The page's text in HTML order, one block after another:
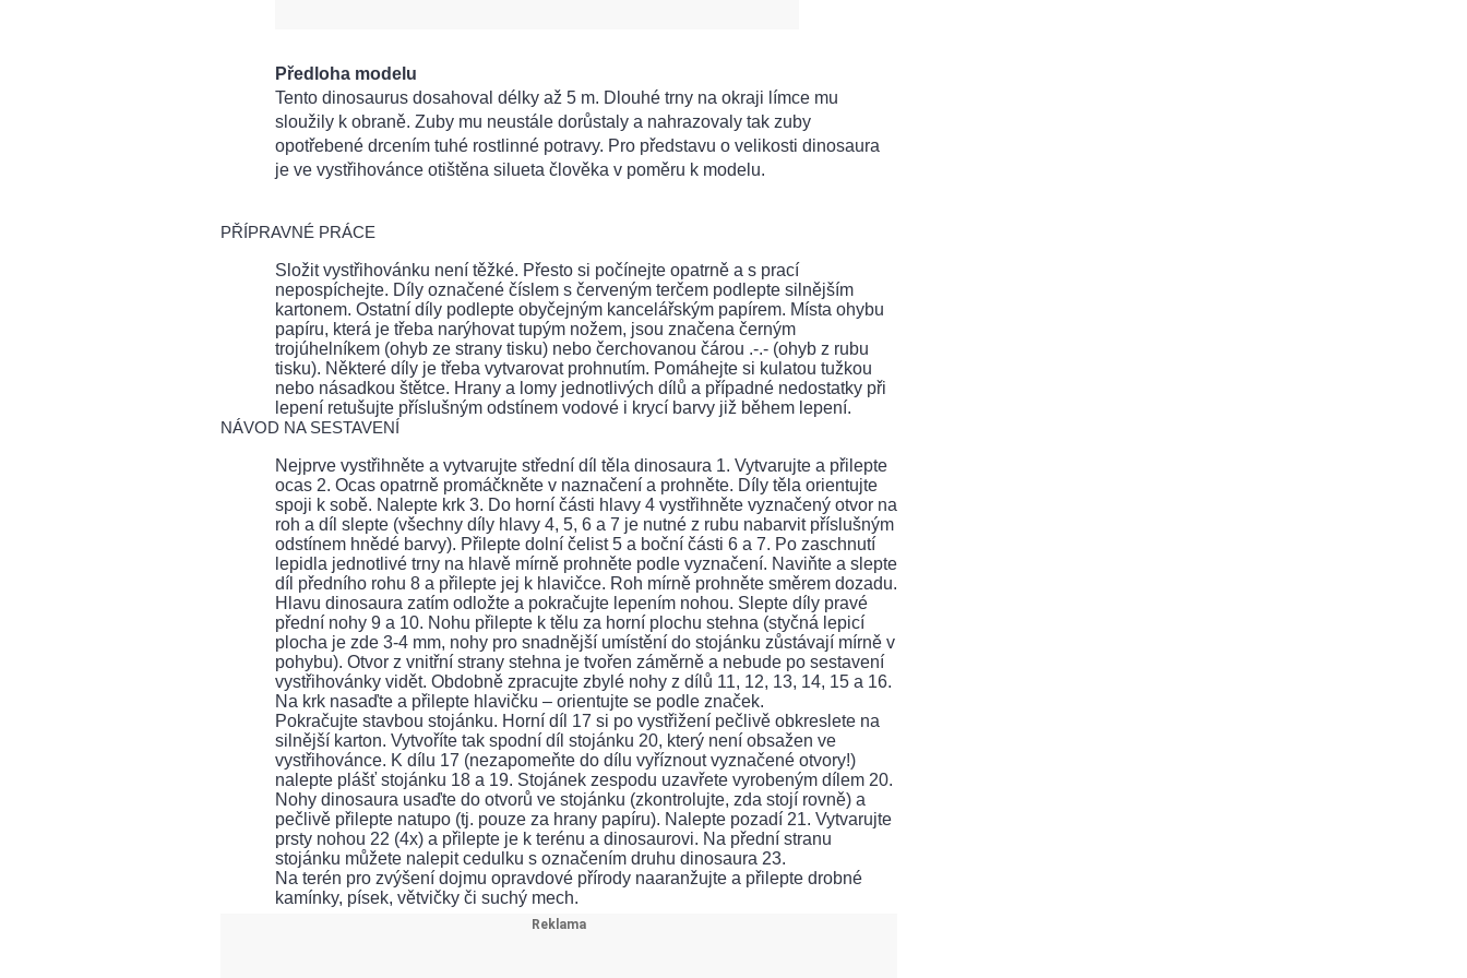
Předloha modelu
Tento dinosaurus dosahoval délky až 5 m. Dlouhé trny na okraji límce mu
sloužily k obraně. Zuby mu neustále dorůstaly a nahrazovaly tak zuby
opotřebené drcením tuhé rostlinné potravy. Pro představu o velikosti dinosaura
je ve vystřihovánce otištěna silueta člověka v poměru k modelu.
PŘÍPRAVNÉ PRÁCE
Složit vystřihovánku není těžké. Přesto si počínejte opatrně a s prací
nepospíchejte. Díly označené číslem s červeným terčem podlepte silnějším
kartonem. Ostatní díly podlepte obyčejným kancelářským papírem. Místa ohybu
papíru, která je třeba narýhovat tupým nožem, jsou značena černým
trojúhelníkem (ohyb ze strany tisku) nebo čerchovanou čárou .-.- (ohyb z rubu
tisku). Některé díly je třeba vytvarovat prohnutím. Pomáhejte si kulatou tužkou
nebo násadkou štětce. Hrany a lomy jednotlivých dílů a případné nedostatky při
lepení retušujte příslušným odstínem vodové i krycí barvy již během lepení.
NÁVOD NA SESTAVENÍ
Nejprve vystřihněte a vytvarujte střední díl těla dinosaura 1. Vytvarujte a přilepte
ocas 2. Ocas opatrně promáčkněte v naznačení a prohněte. Díly těla orientujte
spoji k sobě. Nalepte krk 3. Do horní části hlavy 4 vystřihněte vyznačený otvor na
roh a díl slepte (všechny díly hlavy 4, 5, 6 a 7 je nutné z rubu nabarvit příslušným
odstínem hnědé barvy). Přilepte dolní čelist 5 a boční části 6 a 7. Po zaschnutí
lepidla jednotlivé trny na hlavě mírně prohněte podle vyznačení. Naviňte a slepte
díl předního rohu 8 a přilepte jej k hlavičce. Roh mírně prohněte směrem dozadu.
Hlavu dinosaura zatím odložte a pokračujte lepením nohou. Slepte díly pravé
přední nohy 9 a 10. Nohu přilepte k tělu za horní plochu stehna (styčná lepicí
plocha je zde 3-4 mm, nohy pro snadnější umístění do stojánku zůstávají mírně v
pohybu). Otvor z vnitřní strany stehna je tvořen záměrně a nebude po sestavení
vystřihovánky vidět. Obdobně zpracujte zbylé nohy z dílů 11, 12, 13, 14, 15 a 16.
Na krk nasaďte a přilepte hlavičku – orientujte se podle značek.
Pokračujte stavbou stojánku. Horní díl 17 si po vystřižení pečlivě obkreslete na
silnější karton. Vytvoříte tak spodní díl stojánku 20, který není obsažen ve
vystřihovánce. K dílu 17 (nezapomeňte do dílu vyříznout vyznačené otvory!)
nalepte plášť stojánku 18 a 19. Stojánek zespodu uzavřete vyrobeným dílem 20.
Nohy dinosaura usaďte do otvorů ve stojánku (zkontrolujte, zda stojí rovně) a
pečlivě přilepte natupo (tj. pouze za hrany papíru). Nalepte pozadí 21. Vytvarujte
prsty nohou 22 (4x) a přilepte je k terénu a dinosaurovi. Na přední stranu
stojánku můžete nalepit cedulku s označením druhu dinosaura 23.
Na terén pro zvýšení dojmu opravdové přírody naaranžujte a přilepte drobné
kamínky, písek, větvičky či suchý mech.